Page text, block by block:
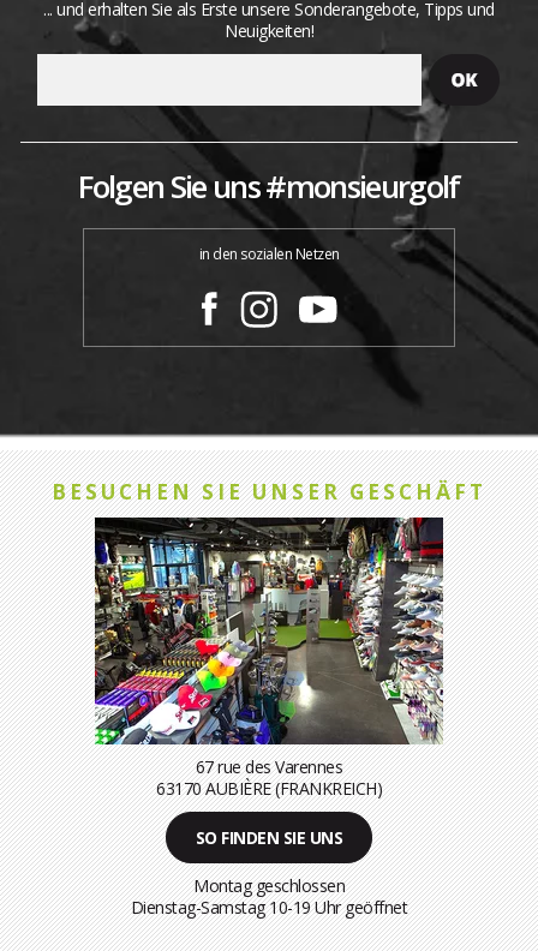
... und erhalten Sie als Erste unsere Sonderangebote, Tipps und
Neuigkeiten!
Folgen Sie uns #monsieurgolf
in den sozialen Netzen
BESUCHEN SIE UNSER GESCHÄFT
67 rue des Varennes
63170 AUBIÈRE (FRANKREICH)
SO FINDEN SIE UNS
Montag geschlossen
Dienstag-Samstag 10-19 Uhr geöffnet